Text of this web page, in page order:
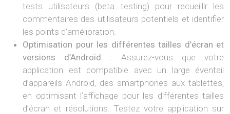
tests utilisateurs (beta testing) pour recueillir les
commentaires des utilisateurs potentiels et identifier
les points d’amélioration.
Optimisation pour les différentes tailles d’écran et
versions d’Android : Assurez-vous que votre
application est compatible avec un large éventail
d’appareils Android, des smartphones aux tablettes,
en optimisant l’affichage pour les différentes tailles
d’écran et résolutions. Testez votre application sur